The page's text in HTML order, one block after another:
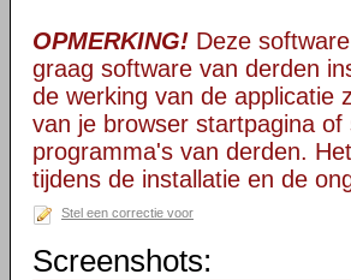
OPMERKING! Deze
graag software van derden
de werking van de applicatie
van je browser startpagina
programma's van derden.
tijdens de installatie en de
Stel een correctie voor
Screenshots: